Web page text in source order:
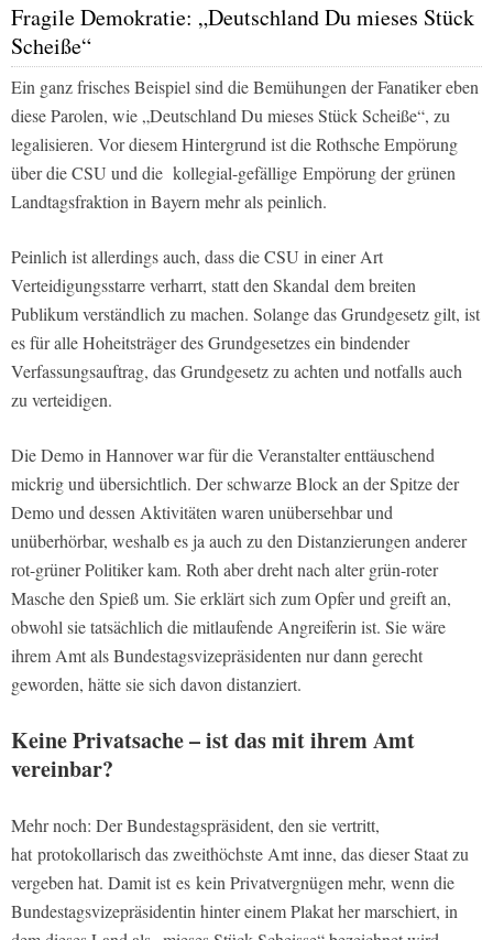
Fragile Demokratie: „Deutschland Du mieses Stück
Scheiße“
Ein ganz frisches Beispiel sind die Bemühungen der Fanatiker eben
diese Parolen, wie „Deutschland Du mieses Stück Scheiße“, zu
legalisieren. Vor diesem Hintergrund ist die Rothsche Empörung
über die CSU und die kollegial-gefällige Empörung der grünen
Landtagsfraktion in Bayern mehr als peinlich.
Peinlich ist allerdings auch, dass die CSU in einer Art
Verteidigungsstarre verharrt, statt den Skandal dem breiten
Publikum verständlich zu machen. Solange das Grundgesetz gilt, ist
es für alle Hoheitsträger des Grundgesetzes ein bindender
Verfassungsauftrag, das Grundgesetz zu achten und notfalls auch
zu verteidigen.
Die Demo in Hannover war für die Veranstalter enttäuschend
mickrig und übersichtlich. Der schwarze Block an der Spitze der
Demo und dessen Aktivitäten waren unübersehbar und
unüberhörbar, weshalb es ja auch zu den Distanzierungen anderer
rot-grüner Politiker kam. Roth aber dreht nach alter grün-roter
Masche den Spieß um. Sie erklärt sich zum Opfer und greift an,
obwohl sie tatsächlich die mitlaufende Angreiferin ist. Sie wäre
ihrem Amt als Bundestagsvizepräsidenten nur dann gerecht
geworden, hätte sie sich davon distanziert.
Keine Privatsache – ist das mit ihrem Amt
vereinbar?
Mehr noch: Der Bundestagspräsident, den sie vertritt,
hat protokollarisch das zweithöchste Amt inne, das dieser Staat zu
vergeben hat. Damit ist es kein Privatvergnügen mehr, wenn die
Bundestagsvizepräsidentin hinter einem Plakat her marschiert, in